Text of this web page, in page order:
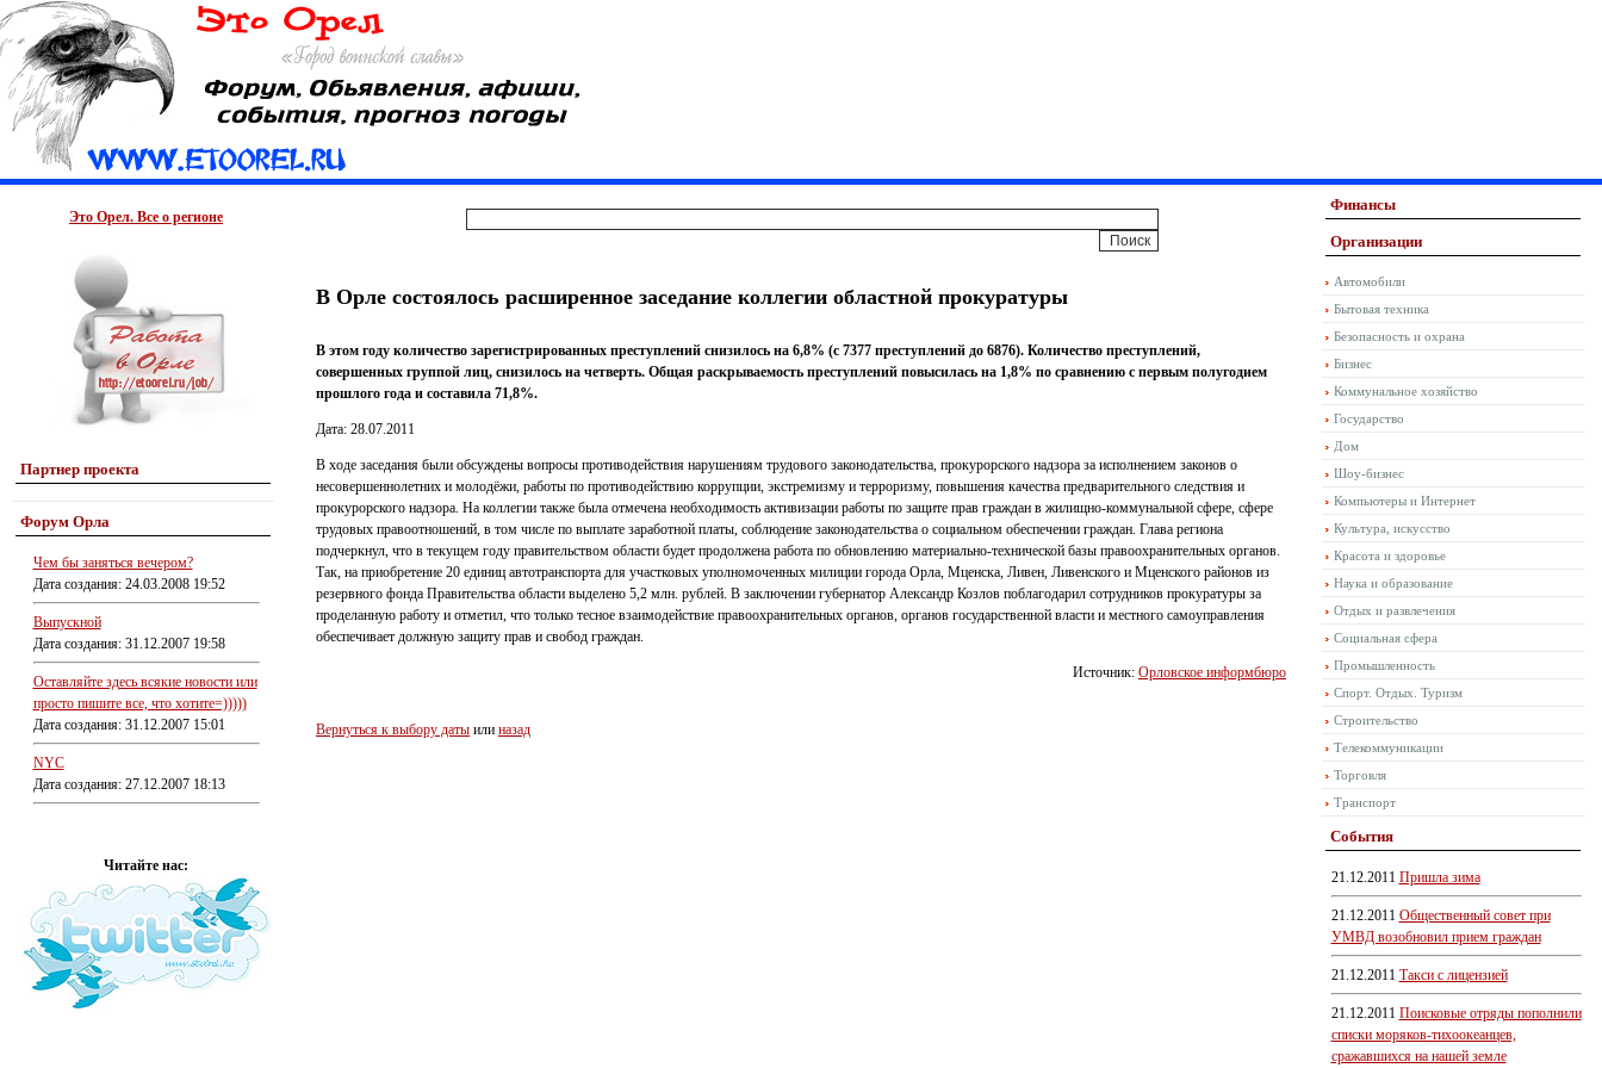
Это Орел. Все о регионе
Партнер проекта
Форум Орла
Чем бы заняться вечером?
Дата создания: 24.03.2008 19:52
Выпускной
Дата создания: 31.12.2007 19:58
Оставляйте здесь всякие новости или
просто пишите все, что хотите=)))))
Дата создания: 31.12.2007 15:01
NYC
Дата создания: 27.12.2007 18:13
Читайте нас:
В Орле состоялось расширенное заседание коллегии областной прокуратуры
В этом году количество зарегистрированных преступлений снизилось на 6,8% (с 7377 преступлений до 6876). Количество преступлений,
совершенных группой лиц, снизилось на четверть. Общая раскрываемость преступлений повысилась на 1,8% по сравнению с первым полугодием
прошлого года и составила 71,8%.
Дата: 28.07.2011
В ходе заседания были обсуждены вопросы противодействия нарушениям трудового законодательства, прокурорского надзора за исполнением законов о
несовершеннолетних и молодёжи, работы по противодействию коррупции, экстремизму и терроризму, повышения качества предварительного следствия и
прокурорского надзора. На коллегии также была отмечена необходимость активизации работы по защите прав граждан в жилищно-коммунальной сфере, сфере
трудовых правоотношений, в том числе по выплате заработной платы, соблюдение законодательства о социальном обеспечении граждан. Глава региона
подчеркнул, что в текущем году правительством области будет продолжена работа по обновлению материально-технической базы правоохранительных органов.
Так, на приобретение 20 единиц автотранспорта для участковых уполномоченных милиции города Орла, Мценска, Ливен, Ливенского и Мценского районов из
резервного фонда Правительства области выделено 5,2 млн. рублей. В заключении губернатор Александр Козлов поблагодарил сотрудников прокуратуры за
проделанную работу и отметил, что только тесное взаимодействие правоохранительных органов, органов государственной власти и местного самоуправления
обеспечивает должную защиту прав и свобод граждан.
Источник: Орловское информбюро
Вернуться к выбору даты или назад
Финансы
Организации
Автомобили
Бытовая техника
Безопасность и охрана
Бизнес
Коммунальное хозяйство
Государство
Дом
Шоу-бизнес
Компьютеры и Интернет
Культура, искусство
Красота и здоровье
Наука и образование
Отдых и развлечения
Социальная сфера
Промышленность
Спорт. Отдых. Туризм
Строительство
Телекоммуникации
Торговля
Транспорт
События
21.12.2011 Пришла зима
21.12.2011 Общественный совет при
УМВД возобновил прием граждан
21.12.2011 Такси с лицензией
21.12.2011 Поисковые отряды пополнили
списки моряков-тихоокеанцев,
сражавшихся на нашей земле